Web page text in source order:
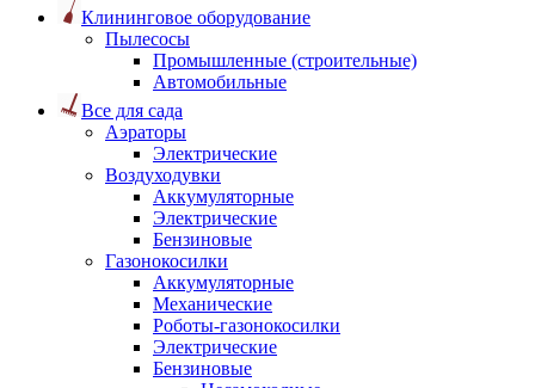
Клининговое оборудование
Пылесосы
Промышленные (строительные)
Автомобильные
Все для сада
Аэраторы
Электрические
Воздуходувки
Аккумуляторные
Электрические
Бензиновые
Газонокосилки
Аккумуляторные
Механические
Роботы-газонокосилки
Электрические
Бензиновые